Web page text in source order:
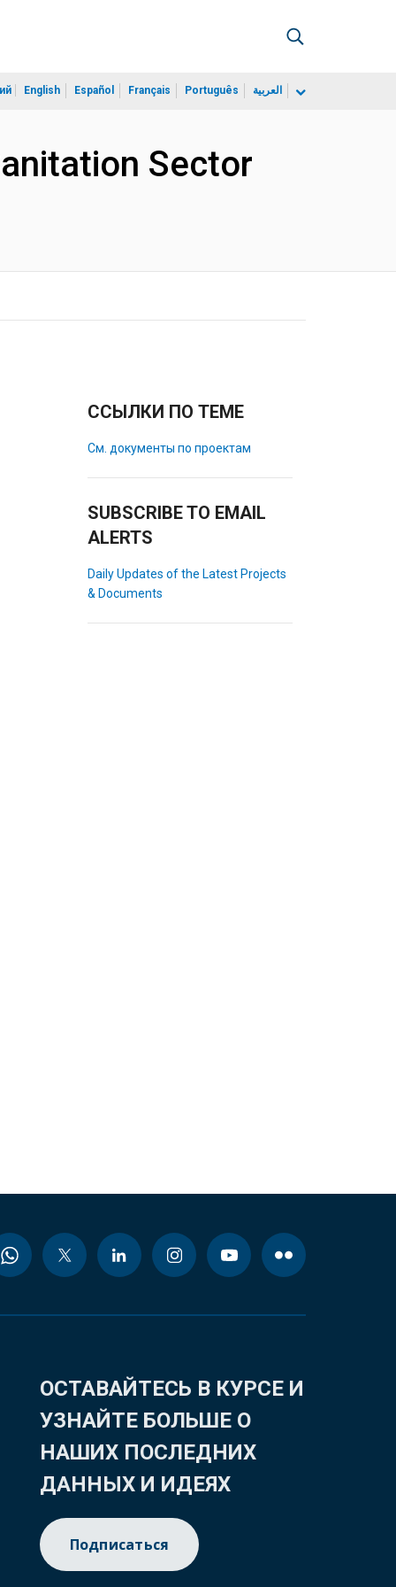
English Español Français Português العربية
Sector
ССЫЛКИ ПО ТЕМЕ
См. документы по проектам
SUBSCRIBE TO EMAIL
ALERTS
Daily Updates of the Latest Projects
& Documents
ОСТАВАЙТЕСЬ В КУРСЕ И
УЗНАЙТЕ БОЛЬШЕ О
НАШИХ ПОСЛЕДНИХ
ДАННЫХ И ИДЕЯХ
Подписаться